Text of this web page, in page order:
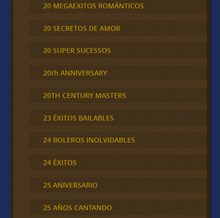
20 MEGAEXITOS ROMÁNTICOS
20 SECRETOS DE AMOR
20 SUPER SUCESSOS
20th ANNIVERSARY
20TH CENTURY MASTERS
23 ÉXITOS BAILABLES
24 BOLEROS INOLVIDABLES
24 ÉXITOS
25 ANIVERSARIO
25 AÑOS CANTANDO